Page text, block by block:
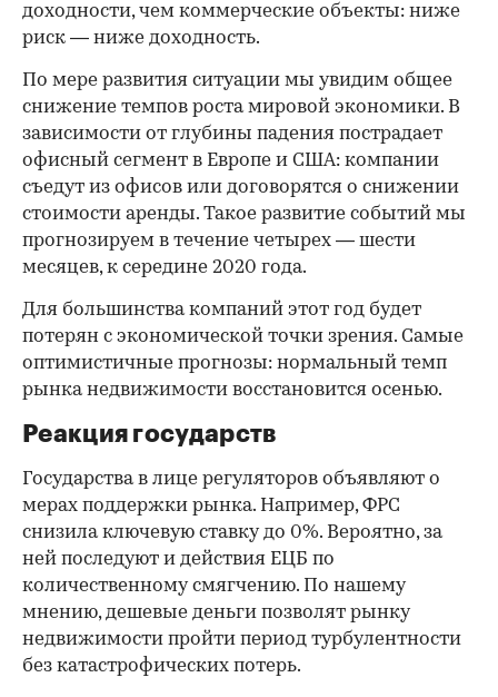
доходности, чем коммерческие объекты: ниже
риск — ниже доходность.
По мере развития ситуации мы увидим общее
снижение темпов роста мировой экономики. В
зависимости от глубины падения пострадает
офисный сегмент в Европе и США: компании
съедут из офисов или договорятся о снижении
стоимости аренды. Такое развитие событий мы
прогнозируем в течение четырех — шести
месяцев, к середине 2020 года.
Для большинства компаний этот год будет
потерян с экономической точки зрения. Самые
оптимистичные прогнозы: нормальный темп
рынка недвижимости восстановится осенью.
Реакция государств
Государства в лице регуляторов объявляют о
мерах поддержки рынка. Например, ФРС
снизила ключевую ставку до 0%. Вероятно, за
ней последуют и действия ЕЦБ по
количественному смягчению. По нашему
мнению, дешевые деньги позволят рынку
недвижимости пройти период турбулентности
без катастрофических потерь.